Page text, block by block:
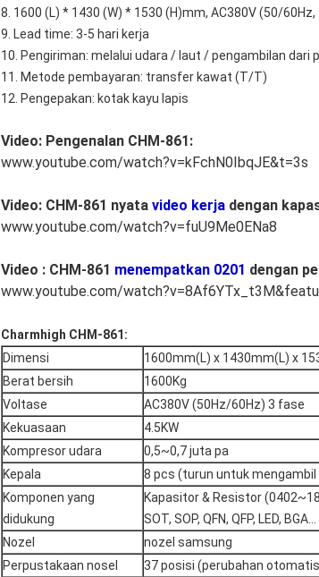
8. 1600 (L) * 1430 (W) * 1530 (H)mm, AC380V (50/
9. Lead time: 3-5 hari kerja
10. Pengiriman: melalui udara / laut / pengambilan dari
11. Metode pembayaran: transfer kawat (T/T)
12. Pengepakan: kotak kayu lapis
Video: Pengenalan CHM-861:
www.youtube.com/watch?v=kFchN0IbqJE&t=3s
Video: CHM-861 nyata video kerja dengan
www.youtube.com/watch?v=fuU9Me0ENa8
Video : CHM-861 menempatkan 0201 dengan
www.youtube.com/
Charmhigh CHM-861:
Dimensi
1600mm(L) x 1430mm(L) x
Berat bersih
1600Kg
Voltase
AC380V (50Hz/60Hz) 3 fase
Kekuasaan
4.5KW
Kompresor udara
0,5~0,7 juta pa
Kepala
8 pcs (turun untuk
Komponen yang
didukung
Kapasitor & Resistor
SOT, SOP, QFN, QFP, LED, BGA...
Nozel
nozel samsung
Perpustakaan nosel
37 posisi (perubahan